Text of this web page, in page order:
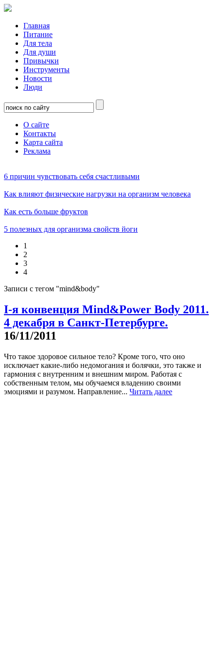
Главная
Питание
Для тела
Для души
Привычки
Инструменты
Новости
Люди
О сайте
Контакты
Карта сайта
Реклама
6 причин чувствовать себя счастливыми
Как влияют физические нагрузки на организм человека
Как есть больше фруктов
5 полезных для организма свойств йоги
1
2
3
4
Записи с тегом "mind&body"
I-я конвенция Mind&Power Body 2011.
4 декабря в Санкт-Петербурге.
16/11/2011
Что такое здоровое сильное тело? Кроме того, что оно
исключает какие-либо недомогания и болячки, это также и
гармония с внутренним и внешним миром. Работая с
собственным телом, мы обучаемся владению своими
эмоциями и разумом. Направление... Читать далее